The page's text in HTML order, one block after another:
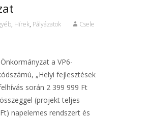
, Hírek, Pályázatok
Csele
a VP6-
„Helyi fejlesztések
során 2 399 999 Ft
(projekt teljes
napelemes rendszert és